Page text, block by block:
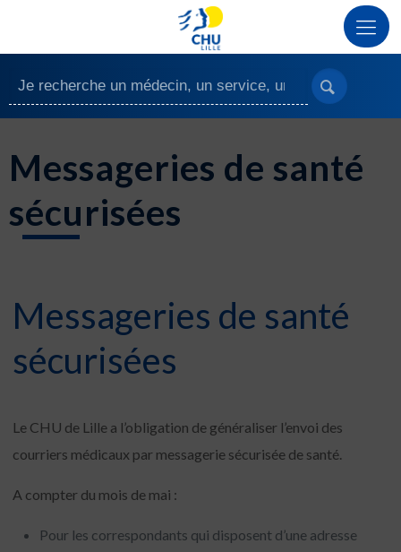
Messageries de santé
sécurisées
Messageries de santé
sécurisées
Le CHU de Lille a l’obligation de généraliser l’envoi des
courriers médicaux par messagerie sécurisée de santé.
A compter du mois de mai :
Pour les correspondants qui disposent d’une adresse